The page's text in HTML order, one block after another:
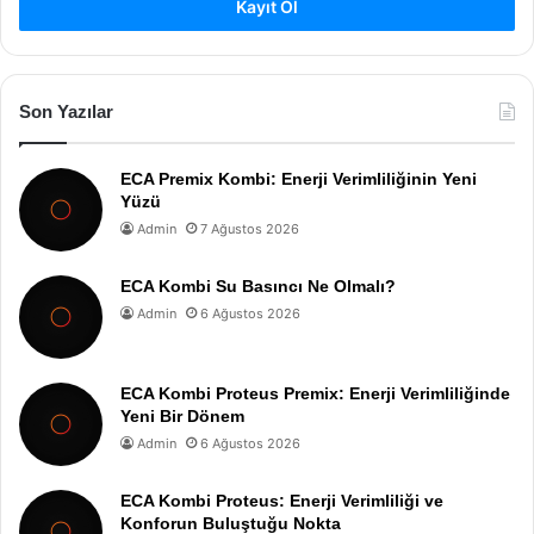
Kayıt Ol
Son Yazılar
ECA Premix Kombi: Enerji Verimliliğinin Yeni
Yüzü
Admin 7 Ağustos 2026
ECA Kombi Su Basıncı Ne Olmalı?
Admin 6 Ağustos 2026
ECA Kombi Proteus Premix: Enerji Verimliliğinde
Yeni Bir Dönem
Admin 6 Ağustos 2026
ECA Kombi Proteus: Enerji Verimliliği ve
Konforun Buluştuğu Nokta